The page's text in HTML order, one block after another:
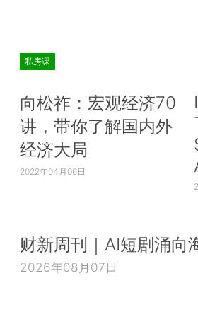
私房课
向松祚：宏观经济70
讲，带你了解国内外
经济大局
2022年04月06日
财新周刊｜AI短剧涌向
2026年08月07日